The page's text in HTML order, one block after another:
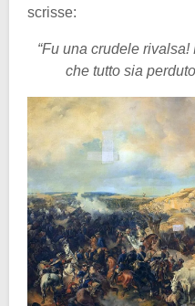
scrisse:
“Fu una crudele
che tutto sia